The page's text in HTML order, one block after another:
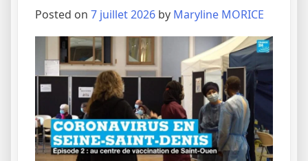
Posted on 7 juillet 2026 by Maryline MORICE